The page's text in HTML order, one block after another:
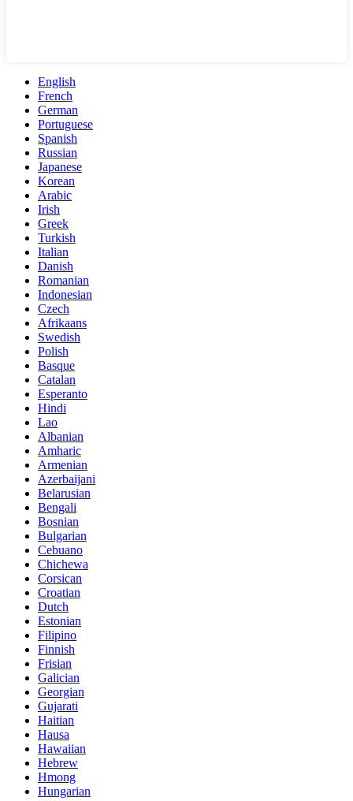
English
French
German
Portuguese
Spanish
Russian
Japanese
Korean
Arabic
Irish
Greek
Turkish
Italian
Danish
Romanian
Indonesian
Czech
Afrikaans
Swedish
Polish
Basque
Catalan
Esperanto
Hindi
Lao
Albanian
Amharic
Armenian
Azerbaijani
Belarusian
Bengali
Bosnian
Bulgarian
Cebuano
Chichewa
Corsican
Croatian
Dutch
Estonian
Filipino
Finnish
Frisian
Galician
Georgian
Gujarati
Haitian
Hausa
Hawaiian
Hebrew
Hmong
Hungarian